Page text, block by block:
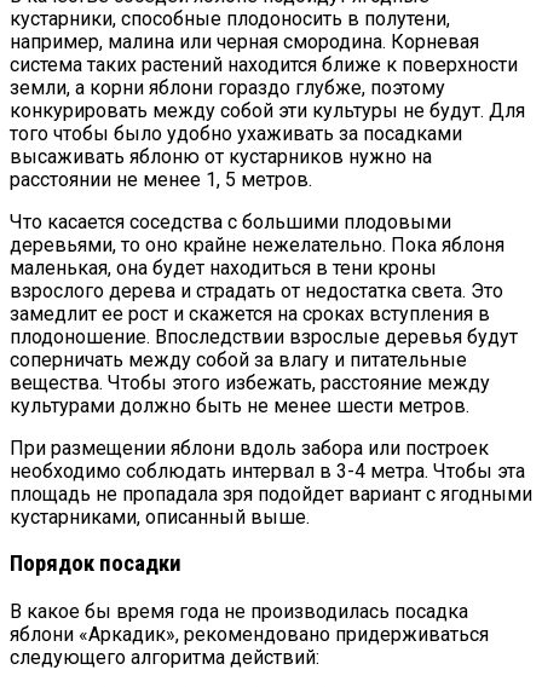
кустарники, способные плодоносить в полутени,
например, малина или черная смородина. Корневая
система таких растений находится ближе к поверхности
земли, а корни яблони гораздо глубже, поэтому
конкурировать между собой эти культуры не будут. Для
того чтобы было удобно ухаживать за посадками
высаживать яблоню от кустарников нужно на
расстоянии не менее 1, 5 метров.
Что касается соседства с большими плодовыми
деревьями, то оно крайне нежелательно. Пока яблоня
маленькая, она будет находиться в тени кроны
взрослого дерева и страдать от недостатка света. Это
замедлит ее рост и скажется на сроках вступления в
плодоношение. Впоследствии взрослые деревья будут
соперничать между собой за влагу и питательные
вещества. Чтобы этого избежать, расстояние между
культурами должно быть не менее шести метров.
При размещении яблони вдоль забора или построек
необходимо соблюдать интервал в 3-4 метра. Чтобы эта
площадь не пропадала зря подойдет вариант с ягодными
кустарниками, описанный выше.
Порядок посадки
В какое бы время года не производилась посадка
яблони «Аркадик», рекомендовано придерживаться
следующего алгоритма действий: